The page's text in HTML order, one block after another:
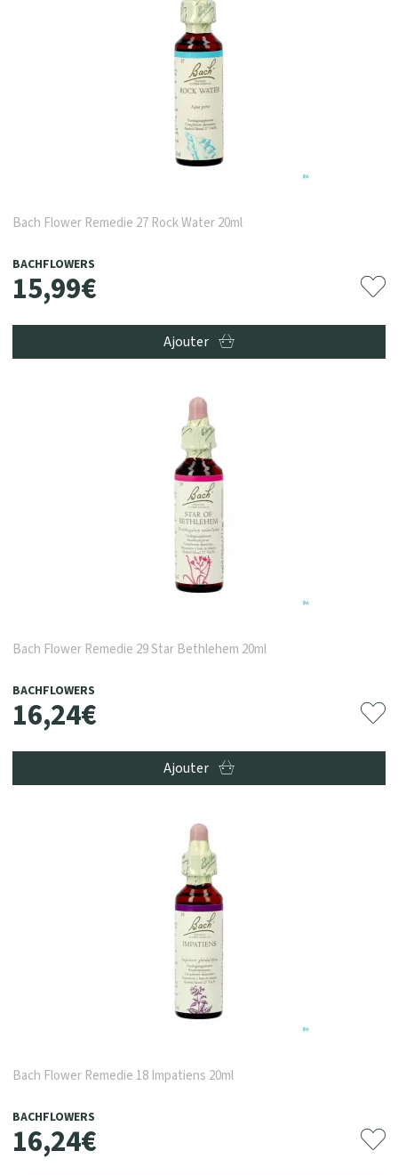
Bach Flower Remedie 27 Rock Water 20ml
BACHFLOWERS
15,99€
Ajouter
Bach Flower Remedie 29 Star Bethlehem 20ml
BACHFLOWERS
16,24€
Ajouter
Bach Flower Remedie 18 Impatiens 20ml
BACHFLOWERS
16,24€